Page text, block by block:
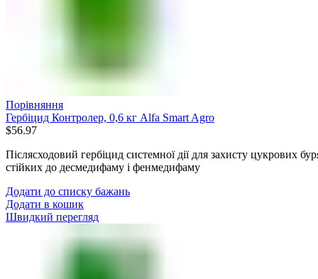
Порівняння
Гербіцид Контролер, 0,6 кг Alfa Smart Agro
$56.97
Післясходовий гербіцид системної дії для захисту цукрових
стійких до десмедифаму і фенмедифаму
Додати до списку бажань
Додати в кошик
Швидкий перегляд